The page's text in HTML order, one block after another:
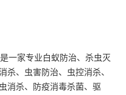
一家专业白蚁防治、杀虫灭
杀、虫害防治、虫控消杀、
消杀、防疫消毒杀菌、驱